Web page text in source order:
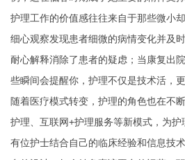
护理工作的价值感往往来自于那些微小
细心观察发现患者细微的病情变化并及
耐心解释消除了患者的疑虑；当康复
些瞬间会提醒你，护理不仅是技术活，
随着医疗模式转变，护理的角色也在不
护理、互联网+护理服务等新模式，为护
有位护士结合自己的临床经验和信息技